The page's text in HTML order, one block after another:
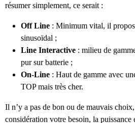
résumer simplement, ce serait :
Off Line : Minimum vital, il
sinusoïdal ;
Line Interactive : milieu de
pur sur batterie ;
On-Line : Haut de gamme avec
TOP mais très cher.
Il n’y a pas de bon ou de mauvais
considération votre besoin, la